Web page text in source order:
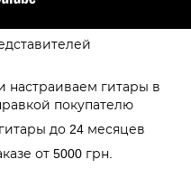
настраиваем гитары в
покупателю
до 24 месяцев
от 5000 грн.